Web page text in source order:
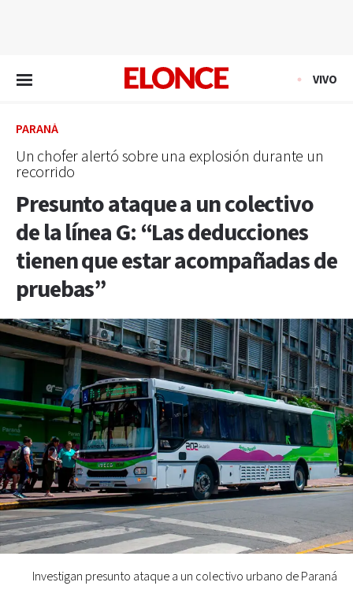
VIVO
PARANÁ
Un chofer alertó sobre una explosión durante un
recorrido
Presunto ataque a un colectivo
de la línea G: “Las deducciones
tienen que estar acompañadas de
pruebas”
Investigan presunto ataque a un colectivo urbano de Paraná